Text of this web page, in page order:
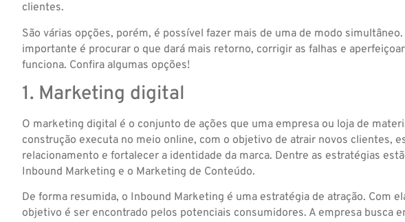
clientes.
São várias opções, porém, é possível fazer mais de uma de modo simultâneo.
importante é procurar o que dará mais retorno, corrigir as falhas e
funciona. Confira algumas opções!
1. Marketing digital
O marketing digital é o conjunto de ações que uma empresa ou loja de
construção executa no meio online, com o objetivo de atrair novos clientes,
relacionamento e fortalecer a identidade da marca. Dentre as estratégias
Inbound Marketing e o Marketing de Conteúdo.
De forma resumida, o Inbound Marketing é uma estratégia de atração. Com
objetivo é ser encontrado pelos potenciais consumidores. A empresa busca